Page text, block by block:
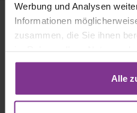
Werbung und Analysen
Informationen
zusammen, die Sie ihnen
haben. Mit Klick auf
erteilen Sie Ihre Einwilligung
Ihr Verhalten in unserem
Alle
Kommentarfunktion für
Bloomy Days Sommerbouquets